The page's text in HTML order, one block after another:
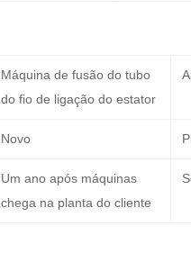
Máquina de fusão do tubo
do fio de ligação do estator
Novo
Um ano após máquinas
chega na planta do cliente